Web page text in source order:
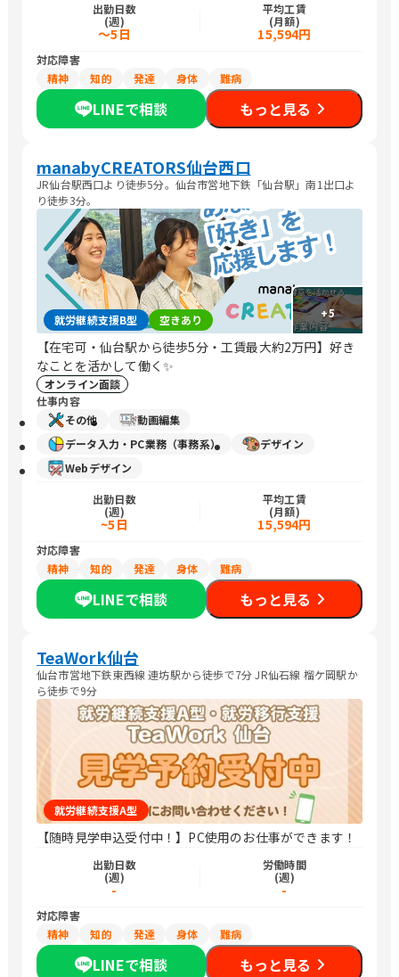
出勤日数
(週)
～5日
平均工賃
(月額)
15,594円
対応障害
精神
知的 発達 身体 難病
LINEで相談 もっと見る
manabyCREATORS仙台西口
JR仙台駅⻄口より徒歩5分。仙台市営地下鉄「仙台駅」南1出口よ
り徒歩3分。
+5
就労継続支援B型 空きあり
【在宅可・仙台駅から徒歩5分・工賃最大約2万円】好き
なことを活かして働く✨
オンライン面談
仕事内容
その他
動画編集
データ入力・PC業務（事務系）
デザイン
Webデザイン
出勤日数
(週)
~5日
平均工賃
(月額)
15,594円
対応障害
精神
知的 発達 身体 難病
LINEで相談 もっと見る
TeaWork仙台
仙台市営地下鉄東西線 連坊駅から徒歩で7分 JR仙石線 榴ケ岡駅か
ら徒歩で9分
就労継続支援A型
【随時見学申込受付中！】PC使用のお仕事ができます！
出勤日数
(週)
-
労働時間
(週)
-
対応障害
精神
知的 発達 身体 難病
LINEで相談 もっと見る